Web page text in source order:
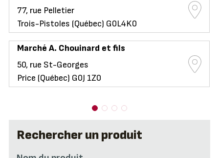
Rechercher un produit
77, rue Pelletier
Trois-Pistoles (Québec) G0L4K0
Marché A. Chouinard et fils
50, rue St-Georges
Price (Québec) G0J 1Z0